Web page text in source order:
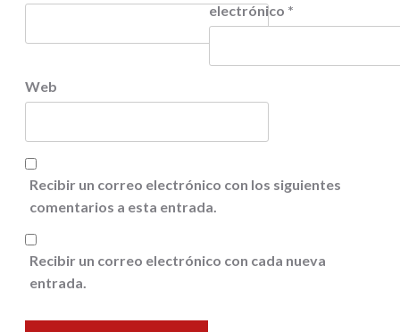
electrónico *
Web
Recibir un correo electrónico con los siguientes
comentarios a esta entrada.
Recibir un correo electrónico con cada nueva
entrada.